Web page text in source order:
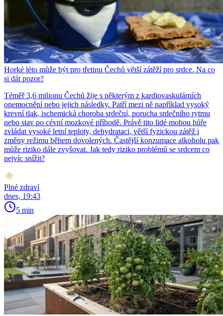
Horké léto může být pro třetinu Čechů větší zátěží pro srdce. Na co
si dát pozor?
Téměř 3,6 milionu Čechů žije s některým z kardiovaskulárních
onemocnění nebo jejich následky. Patří mezi ně například vysoký
krevní tlak, ischemická choroba srdeční, porucha srdečního rytmu
nebo stav po cévní mozkové příhodě. Právě tito lidé mohou hůře
zvládat vysoké letní teploty, dehydrataci, větší fyzickou zátěž i
změny režimu během dovolených. Častější konzumace alkoholu pak
může riziko dále zvyšovat. Jak tedy riziko problémů se srdcem co
nejvíc snížit?
Plné zdraví
dnes, 19:43
5 min